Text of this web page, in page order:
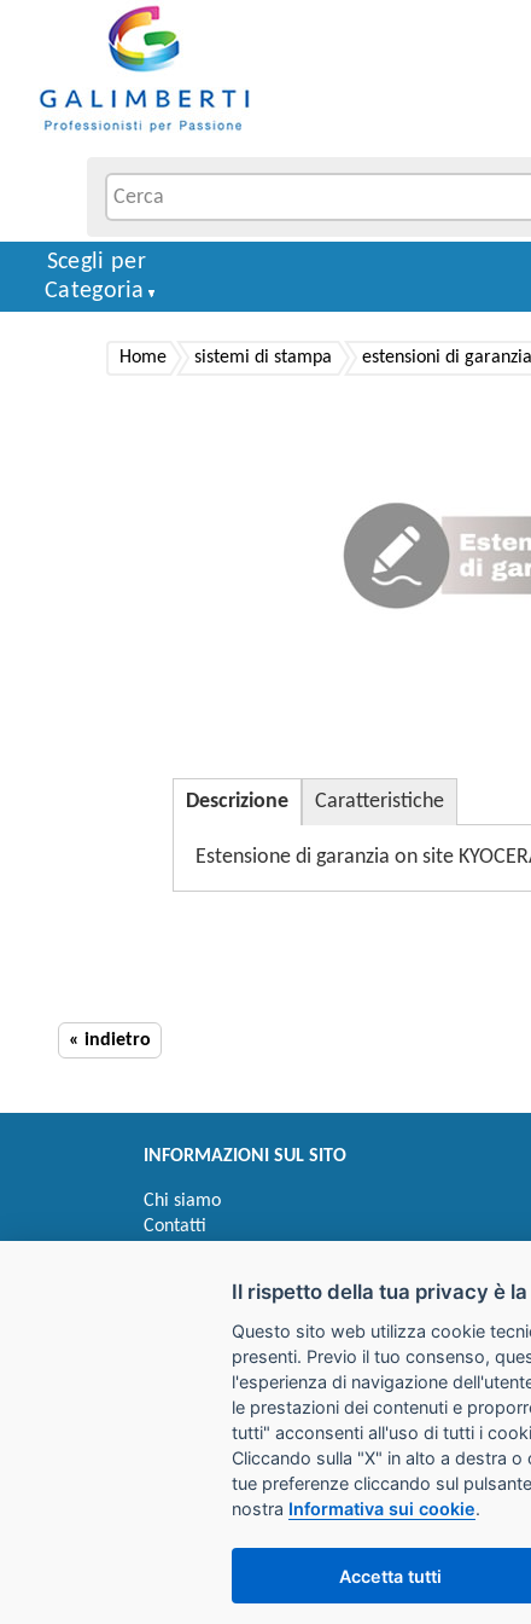
Scegli per
Categoria
Home sistemi di stampa estensioni di garanzia
Descrizione Caratteristiche
Estensione di garanzia on site
« indietro
INFORMAZIONI SUL SITO
Chi siamo
Contatti
Impostazioni cookie
I prezzi indicati si intendono IVA esclusa
GALIMBERTI S.r.L.
Via Giovanni Quarena 220/
Email:
P.I. / C.F. 01739580981
Il rispetto della tua privacy è
Questo sito web utilizza cookie
presenti. Previo il tuo consenso,
l'esperienza di navigazione
le prestazioni dei contenuti e
tutti" acconsenti all'uso di tutti i
Cliccando sulla "X" in alto a destra
tue preferenze cliccando sul
nostra Informativa sui cookie.
Accetta tutti